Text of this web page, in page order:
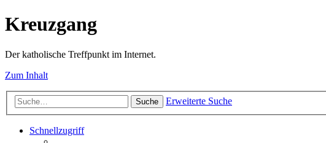
Kreuzgang
Der katholische Treffpunkt im Internet.
Zum Inhalt
Suche Erweiterte Suche
Schnellzugriff